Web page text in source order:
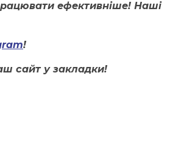
ефективніше! Наші
!
сайт у закладки!